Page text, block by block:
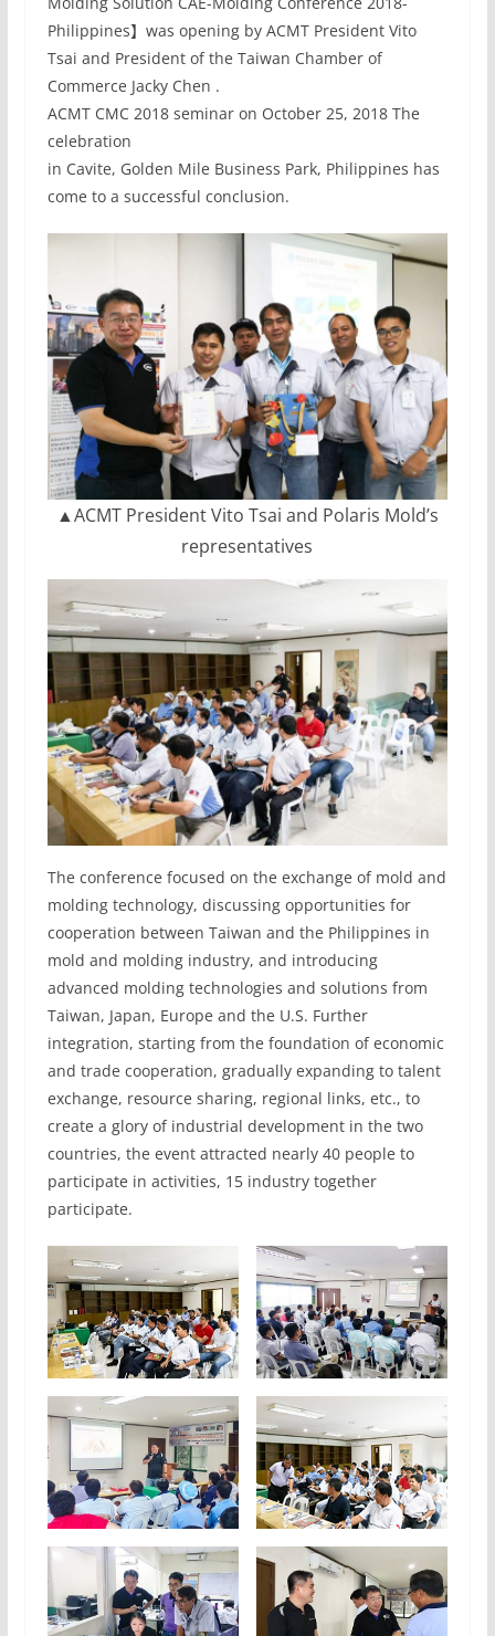
Philippines】was opening by ACMT President Vito
Tsai and President of the Taiwan Chamber of
Commerce Jacky Chen .
ACMT CMC 2018 seminar on October 25, 2018 The
celebration
in Cavite, Golden Mile Business Park, Philippines has
come to a successful conclusion.
▲ACMT President Vito Tsai and Polaris Mold’s
representatives
The conference focused on the exchange of mold and
molding technology, discussing opportunities for
cooperation between Taiwan and the Philippines in
mold and molding industry, and introducing
advanced molding technologies and solutions from
Taiwan, Japan, Europe and the U.S. Further
integration, starting from the foundation of economic
and trade cooperation, gradually expanding to talent
exchange, resource sharing, regional links, etc., to
create a glory of industrial development in the two
countries, the event attracted nearly 40 people to
participate in activities, 15 industry together
participate.